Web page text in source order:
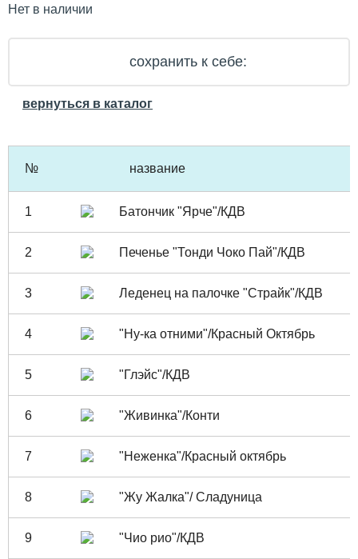
Нет в наличии
сохранить к себе:
вернуться в каталог
№ название
1 Батончик "Ярче"/КДВ
2 Печенье "Тонди Чоко Пай"/КДВ
3 Леденец на палочке "Страйк"/КДВ
4 "Ну-ка отними"/Красный Октябрь
5 "Глэйс"/КДВ
6 "Живинка"/Конти
7 "Неженка"/Красный октябрь
8 "Жу Жалка"/ Сладуница
9 "Чио рио"/КДВ